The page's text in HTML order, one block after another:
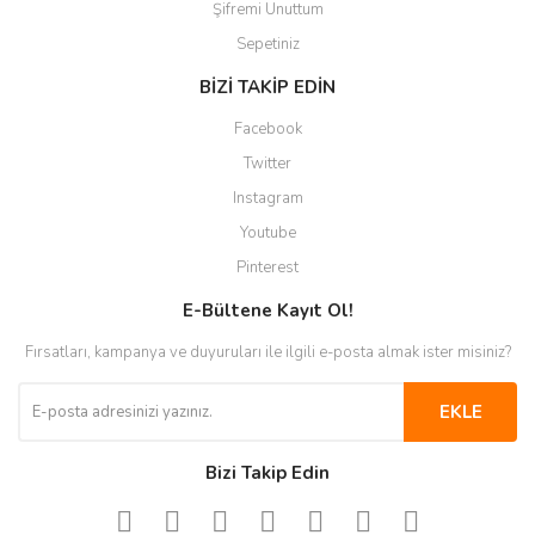
Şifremi Unuttum
Sepetiniz
BİZİ TAKİP EDİN
Facebook
Twitter
Instagram
Youtube
Pinterest
E-Bültene Kayıt Ol!
Fırsatları, kampanya ve duyuruları ile ilgili e-posta almak ister misiniz?
EKLE
Bizi Takip Edin